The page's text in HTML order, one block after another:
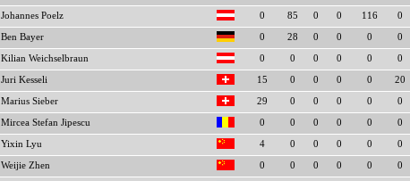
Johannes Poelz 0 85 0 0 116 0
Ben Bayer 0 28 0 0 0 0
Kilian Weichselbraun 0 0 0 0 0 0
Juri Kesseli 15 0 0 0 0 20
Marius Sieber 29 0 0 0 0 0
Mircea Stefan Jipescu 0 0 0 0 0 0
Yixin Lyu 4 0 0 0 0 0
Weijie Zhen 0 0 0 0 0 0